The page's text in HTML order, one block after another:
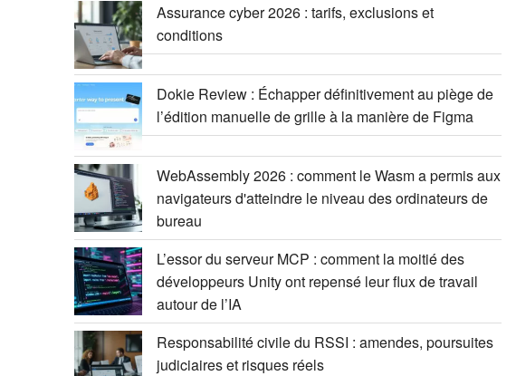
Assurance cyber 2026 : tarifs, exclusions et
conditions
Dokie Review : Échapper définitivement au piège de
l’édition manuelle de grille à la manière de Figma
WebAssembly 2026 : comment le Wasm a permis aux
navigateurs d'atteindre le niveau des ordinateurs de
bureau
L’essor du serveur MCP : comment la moitié des
développeurs Unity ont repensé leur flux de travail
autour de l’IA
Responsabilité civile du RSSI : amendes, poursuites
judiciaires et risques réels